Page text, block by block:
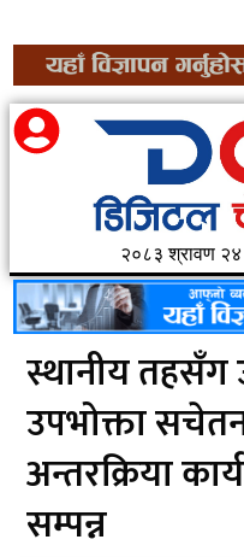
२०८३ श्रावण
स्थानीय तहसँग
उपभोक्ता
अन्तरक्रिया
सम्पन्न